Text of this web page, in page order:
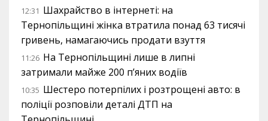
12:31 Шахрайство в інтернеті: на
Тернопільщині жінка втратила понад 63 тисячі
гривень, намагаючись продати взуття
11:26 На Тернопільщині лише в липні
затримали майже 200 п’яних водіїв
10:35 Шестеро потерпілих і розтрощені авто: в
поліції розповіли деталі ДТП на